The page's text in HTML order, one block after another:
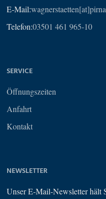
E-Mail:
Telefon:03501 461 965-10
SERVICE
Öffnungszeiten
Anfahrt
Kontakt
NEWSLETTER
Unser E-Mail-Newsletter hält